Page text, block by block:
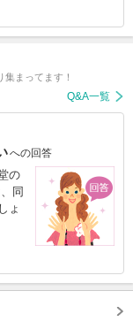
まってます！
Q&A一覧
への回答
の
同
ょ